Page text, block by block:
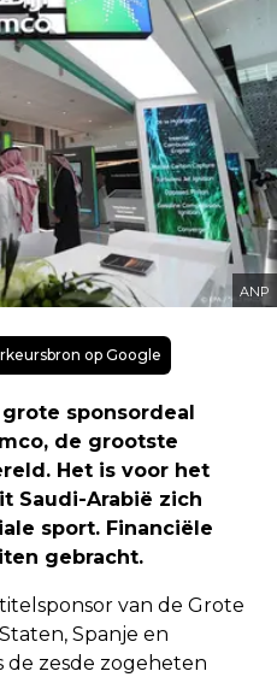
ANP
op Google
sponsordeal
de grootste
Het is voor het
Saudi-Arabië zich
sport. Financiële
gebracht.
van de Grote
Spanje en
de zesde zogeheten